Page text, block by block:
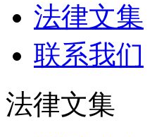
法律文集
联系我们
法律文集